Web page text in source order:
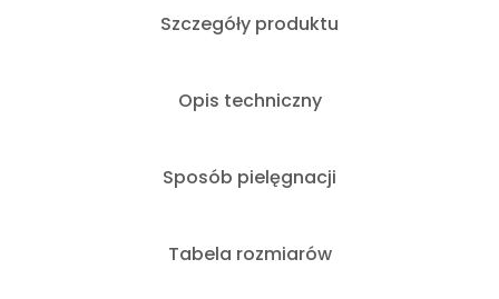
Szczegóły produktu
Opis techniczny
Sposób pielęgnacji
Tabela rozmiarów